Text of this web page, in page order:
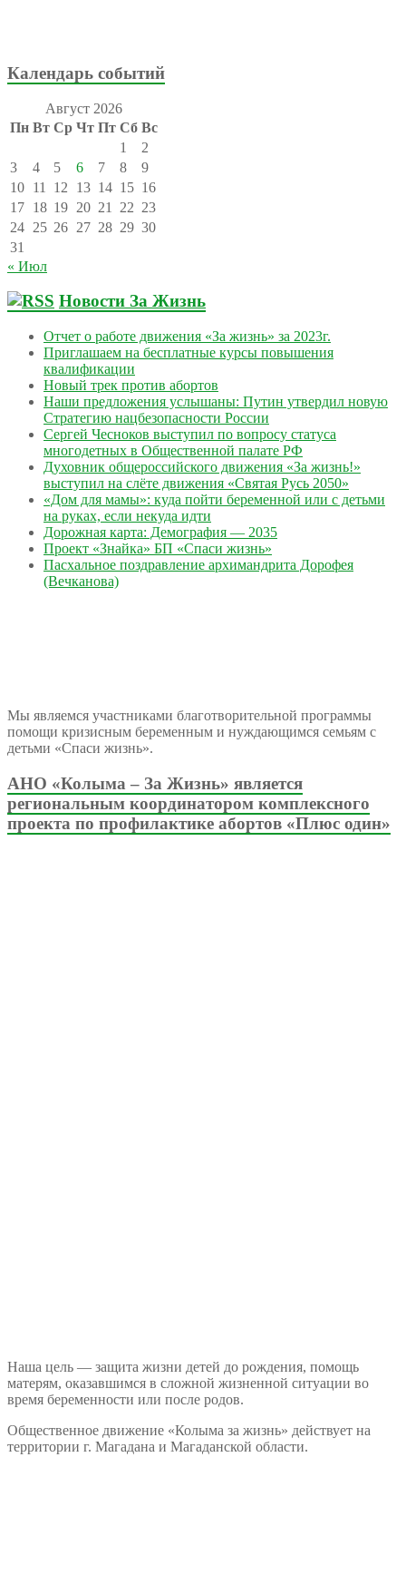
Календарь событий
Август 2026
Пн Вт Ср Чт Пт Сб Вс
1
2
3
4 5 6 7 8
9
10 11 12 13 14 15 16
17 18 19 20 21 22 23
24 25 26 27 28 29 30
31
« Июл
Новости За Жизнь
Отчет о работе движения «За жизнь» за 2023г.
Приглашаем на бесплатные курсы повышения
квалификации
Новый трек против абортов
Наши предложения услышаны: Путин утвердил новую
Стратегию нацбезопасности России
Сергей Чесноков выступил по вопросу статуса
многодетных в Общественной палате РФ
Духовник общероссийского движения «За жизнь!»
выступил на слёте движения «Святая Русь 2050»
«Дом для мамы»: куда пойти беременной или с детьми
на руках, если некуда идти
Дорожная карта: Демография — 2035
Проект «Знайка» БП «Спаси жизнь»
Пасхальное поздравление архимандрита Дорофея
(Вечканова)
Мы являемся участниками благотворительной программы
помощи кризисным беременным и нуждающимся семьям с
детьми «Спаси жизнь».
АНО «Колыма – За Жизнь» является
региональным координатором комплексного
проекта по профилактике абортов «Плюс один»
Наша цель — защита жизни детей до рождения, помощь
матерям, оказавшимся в сложной жизненной ситуации во
время беременности или после родов.
Общественное движение «Колыма за жизнь» действует на
территории г. Магадана и Магаданской области.